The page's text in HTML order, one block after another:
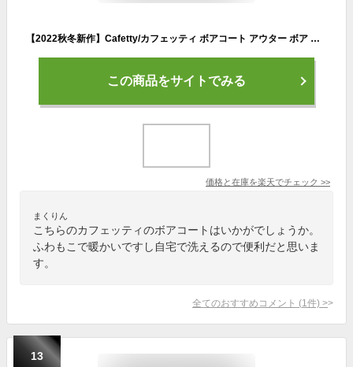
【2022秋冬新作】Cafetty/カフェッティ ボアコート アウター ボア コート レディース もこもこ ふわふわ 保温性 ノーカラー きれいめ ママ会 女子会 家庭洗濯可 トレンド ナチュラル カジュアル CF-6077
この商品をサイトでみる
価格と在庫を楽天でチェック >>
まくりん
こちらのカフェッティのボアコートはいかがでしょうか。
ふわもこで暖かいですし自宅で洗えるので便利だと思いま
す。
全てのおすすめコメント (1 件) >
13